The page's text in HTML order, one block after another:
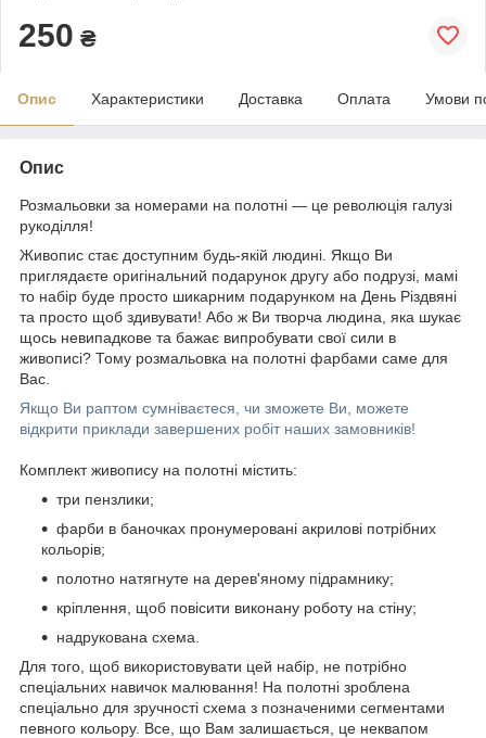
250 ₴
Опис Характеристики Доставка Оплата Умови
Опис
Розмальовки за номерами на полотні — це революція галузі
рукоділля!
Живопис стає доступним будь-якій людині. Якщо Ви
приглядаєте оригінальний подарунок другу або подрузі, мамі
то набір буде просто шикарним подарунком на День Різдвяні
та просто щоб здивувати! Або ж Ви творча людина, яка шукає
щось невипадкове та бажає випробувати свої сили в
живописі? Тому розмальовка на полотні фарбами саме для
Вас.
Якщо Ви раптом сумніваєтеся, чи зможете Ви, можете
відкрити приклади завершених робіт наших замовників!
Комплект живопису на полотні містить:
три пензлики;
фарби в баночках пронумеровані акрилові потрібних
кольорів;
полотно натягнуте на дерев'яному підрамнику;
кріплення, щоб повісити виконану роботу на стіну;
надрукована схема.
Для того, щоб використовувати цей набір, не потрібно
спеціальних навичок малювання! На полотні зроблена
спеціально для зручності схема з позначеними сегментами
певного кольору. Все, що Вам залишається, це неквапом